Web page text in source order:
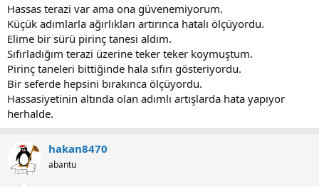
Hassas terazi var ama ona güvenemiyorum.
Küçük adımlarla ağırlıkları artırınca hatalı ölçüyordu.
Elime bir sürü pirinç tanesi aldım.
Sıfırladığım terazi üzerine teker teker koymuştum.
Pirinç taneleri bittiğinde hala sıfırı gösteriyordu.
Bir seferde hepsini bırakınca ölçüyordu.
Hassasiyetinin altında olan adımlı artışlarda hata yapıyor
herhalde.
hakan8470
abantu